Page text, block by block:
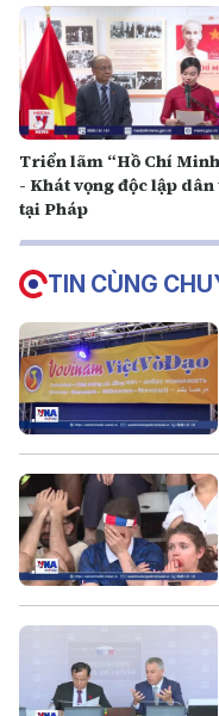
Triển lãm “Hồ Chí Minh
- Khát vọng độc lập dân
tại Pháp
TIN CÙNG